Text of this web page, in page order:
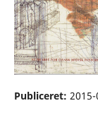
Publiceret: